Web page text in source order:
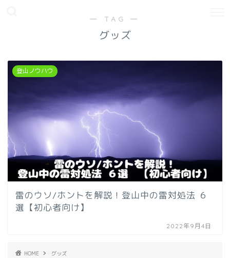
― TAG ―
グッズ
登山ノウハウ
雷のウソ/ホントを解説！登山中の雷対処法 ６
選【初心者向け】
2022年9月4日
HOME グッズ